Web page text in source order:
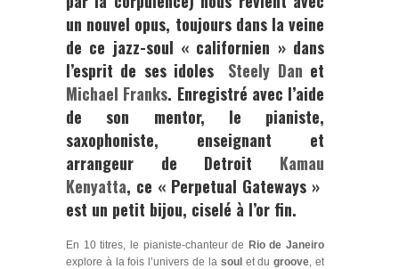
un nouvel opus, toujours dans la veine
de ce jazz-soul « californien » dans
l’esprit de ses idoles
Steely Dan et
Michael Franks. Enregistré avec l’aide
de son mentor, le pianiste,
saxophoniste, enseignant et
arrangeur de Detroit Kamau
Kenyatta, ce « Perpetual Gateways »
est un petit bijou, ciselé à l’or fin.
En 10 titres, le pianiste-chanteur de Rio de Janeiro
explore à la fois l’univers de la soul et dugroove, et